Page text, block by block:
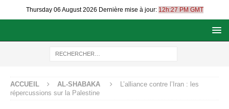
Thursday 06 August 2026 Dernière mise à jour: 12h:27 PM GMT
ACCUEIL AL-SHABAKA
L’alliance contre l’Iran : les
répercussions sur la Palestine